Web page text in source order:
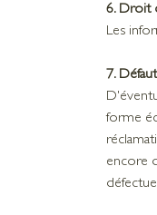
6. Droit
Les
7.
forme
encore